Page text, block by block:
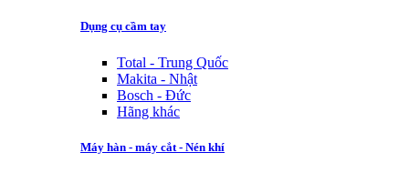
Dụng cụ cầm tay
Total - Trung Quốc
Makita - Nhật
Bosch - Đức
Hãng khác
Máy hàn - máy cắt - Nén khí